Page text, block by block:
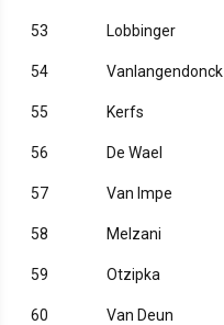
53 Lobbinger
54 Vanlangendonck
55 Kerfs
56 De Wael
57 Van Impe
58 Melzani
59 Otzipka
60 Van Deun